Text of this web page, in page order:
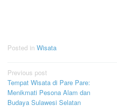
Posted in Wisata
Post
navigation
Previous post
Tempat Wisata di Pare Pare:
Menikmati Pesona Alam dan
Budaya Sulawesi Selatan